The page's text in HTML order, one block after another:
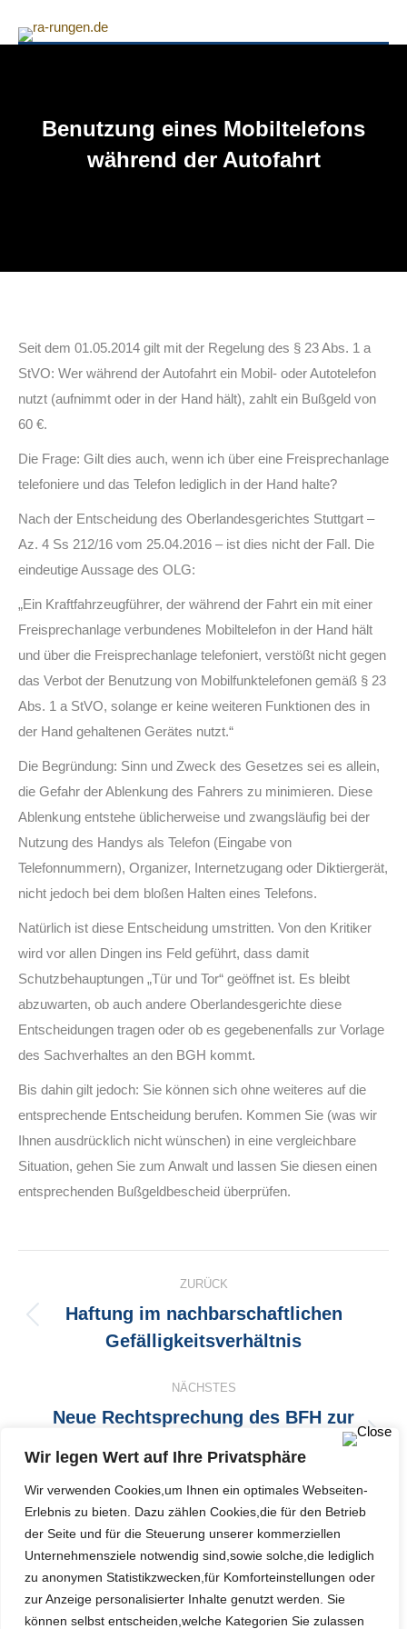
Wir legen Wert auf Ihre Privatsphäre
Wir verwenden Cookies,um Ihnen ein optimales Webseiten-
Erlebnis zu bieten. Dazu zählen Cookies,die für den Betrieb
der Seite und für die Steuerung unserer kommerziellen
Unternehmensziele notwendig sind,sowie solche,die lediglich
zu anonymen Statistikzwecken,für Komforteinstellungen oder
zur Anzeige personalisierter Inhalte genutzt werden. Sie
können selbst entscheiden,welche Kategorien Sie zulassen
Benutzung eines Mobiltelefons
während der Autofahrt
Seit dem 01.05.2014 gilt mit der Regelung des § 23 Abs. 1 a
StVO: Wer während der Autofahrt ein Mobil- oder Autotelefon
nutzt (aufnimmt oder in der Hand hält), zahlt ein Bußgeld von
60 €.
Die Frage: Gilt dies auch, wenn ich über eine Freisprechanlage
telefoniere und das Telefon lediglich in der Hand halte?
Nach der Entscheidung des Oberlandesgerichtes Stuttgart –
Az. 4 Ss 212/16 vom 25.04.2016 – ist dies nicht der Fall. Die
eindeutige Aussage des OLG:
„Ein Kraftfahrzeugführer, der während der Fahrt ein mit einer
Freisprechanlage verbundenes Mobiltelefon in der Hand hält
und über die Freisprechanlage telefoniert, verstößt nicht gegen
das Verbot der Benutzung von Mobilfunktelefonen gemäß § 23
Abs. 1 a StVO, solange er keine weiteren Funktionen des in
der Hand gehaltenen Gerätes nutzt.“
Die Begründung: Sinn und Zweck des Gesetzes sei es allein,
die Gefahr der Ablenkung des Fahrers zu minimieren. Diese
Ablenkung entstehe üblicherweise und zwangsläufig bei der
Nutzung des Handys als Telefon (Eingabe von
Telefonnummern), Organizer, Internetzugang oder Diktiergerät,
nicht jedoch bei dem bloßen Halten eines Telefons.
Natürlich ist diese Entscheidung umstritten. Von den Kritiker
wird vor allen Dingen ins Feld geführt, dass damit
Schutzbehauptungen „Tür und Tor“ geöffnet ist. Es bleibt
abzuwarten, ob auch andere Oberlandesgerichte diese
Entscheidungen tragen oder ob es gegebenenfalls zur Vorlage
des Sachverhaltes an den BGH kommt.
Bis dahin gilt jedoch: Sie können sich ohne weiteres auf die
entsprechende Entscheidung berufen. Kommen Sie (was wir
Ihnen ausdrücklich nicht wünschen) in eine vergleichbare
Situation, gehen Sie zum Anwalt und lassen Sie diesen einen
entsprechenden Bußgeldbescheid überprüfen.
Kommentarnavigation
ZURÜCK
Vorheriger
Beitrag:
Haftung im nachbarschaftlichen
Gefälligkeitsverhältnis
NÄCHSTES
Beitrag:
Neue Rechtsprechung des BFH zur
Behandlung von Teilzahlungen bei
Schreibe einen Kommentar
Sie müsseneingeloggt seinum Kommentare zu posten.